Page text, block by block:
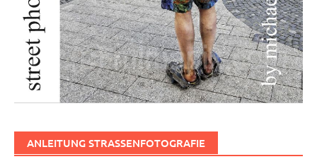
ANLEITUNG STRASSENFOTOGRAFIE